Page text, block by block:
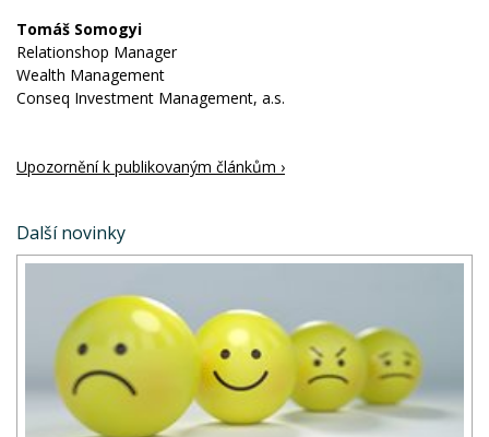
Tomáš Somogyi
Relationshop Manager
Wealth Management
Conseq Investment Management, a.s.
Upozornění k publikovaným článkům ›
Další novinky